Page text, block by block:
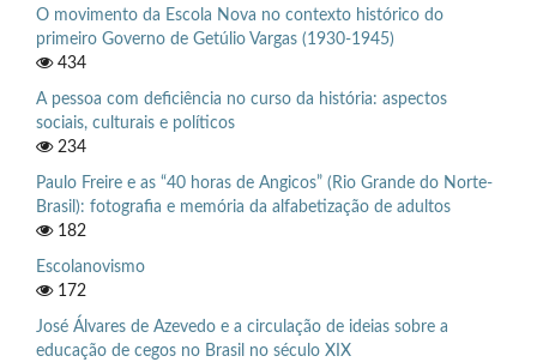
O movimento da Escola Nova no contexto histórico do
primeiro Governo de Getúlio Vargas (1930-1945)
434
A pessoa com deficiência no curso da história: aspectos
sociais, culturais e políticos
234
Paulo Freire e as “40 horas de Angicos” (Rio Grande do Norte-
Brasil): fotografia e memória da alfabetização de adultos
182
Escolanovismo
172
José Álvares de Azevedo e a circulação de ideias sobre a
educação de cegos no Brasil no século XIX